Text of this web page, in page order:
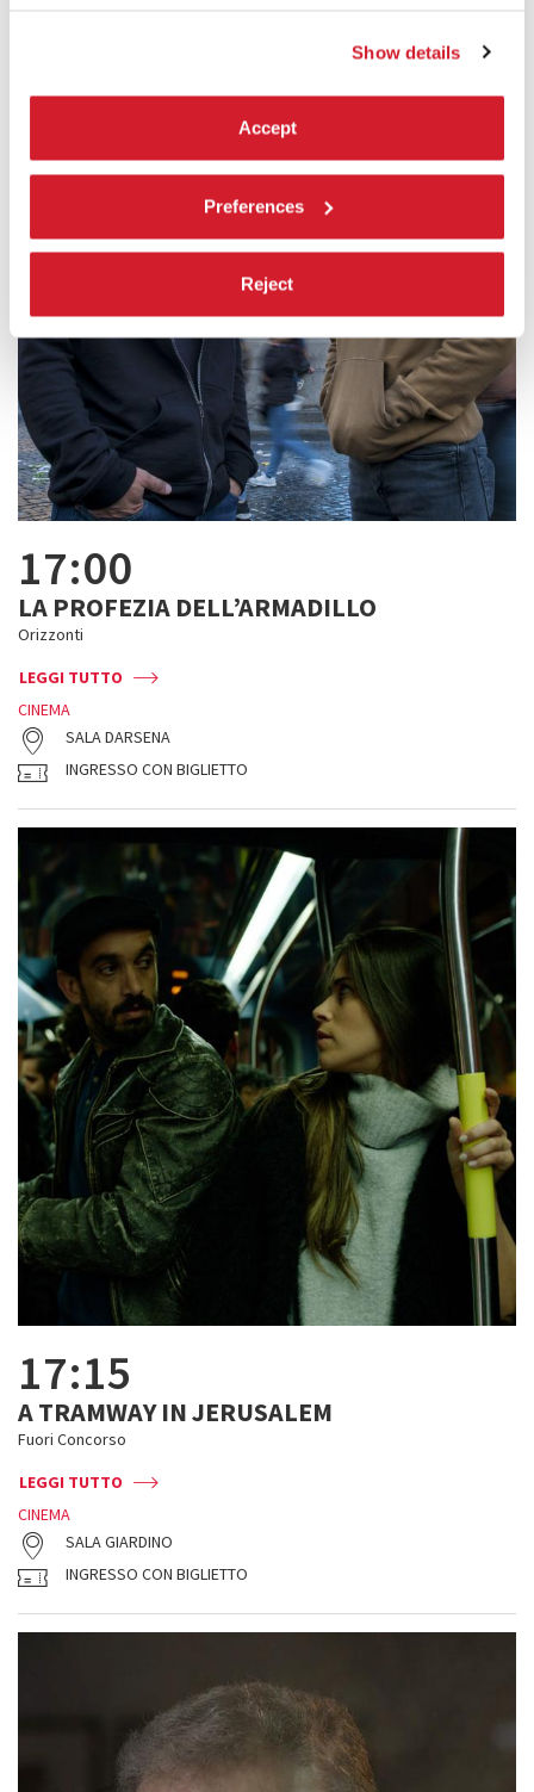
Show details
Accept
Preferences
Reject
17:00
LA PROFEZIA DELL’ARMADILLO
Orizzonti
LEGGI TUTTO
CINEMA
SALA DARSENA
INGRESSO CON BIGLIETTO
17:15
A TRAMWAY IN JERUSALEM
Fuori Concorso
LEGGI TUTTO
CINEMA
SALA GIARDINO
INGRESSO CON BIGLIETTO